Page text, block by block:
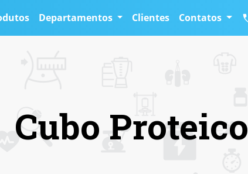
Departamentos Clientes Contatos
Cubo Proteico